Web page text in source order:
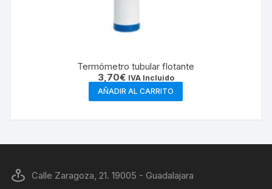
Termómetro tubular flotante
3,70€ IVA Incluido
AÑADIR AL CARRITO
Calle Zaragoza, 21. 19005 - Guadalajara